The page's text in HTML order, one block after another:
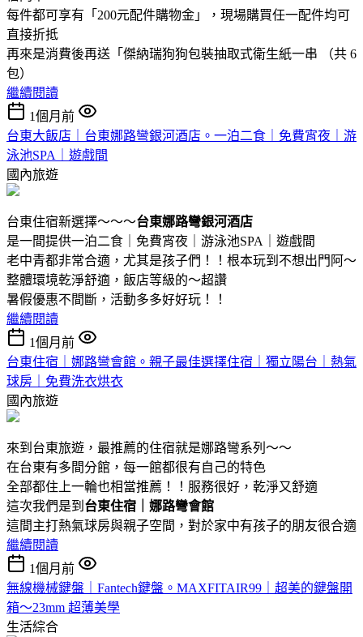
每件都可享有「200元配件購物金」，現場購買任一配件均可
直接折抵
再來是消費後再送「傑納瑞狗狗包裝抽取式衛生紙一串 （共 6
包）
繼續閱讀
1個月前
台東大飯店｜台東娜路彎銀河酒店。一泊二食｜免費宵夜｜游
泳池SPA｜遊戲間
國內旅遊
台東住宿新選擇～～～台東娜路彎銀河酒店
是一間提供一泊二食｜免費宵夜｜游泳池SPA｜遊戲間
老中青都非常合適，尤其是孩子們！！根本玩到不想出門阿～
整體環境乾淨舒適，飯店等級的～超讚
暑假優惠不間斷，活動多多好好玩！！
繼續閱讀
1個月前
台東住宿｜娜路彎會館。親子最佳選擇住宿｜獨立陽台｜熱氣
球房｜免費洗衣烘衣
國內旅遊
來到台東旅遊，最推薦的住宿就是娜路彎系列～～
在台東有多間分館，每一館都很有自己的特色
全部都住上一輪也相當推薦！！服務很好，乾淨又舒適
這次我們是到 台東住宿｜娜路彎會館
這間主打熱氣球房與親子空間，對於家中有孩子的朋友很合適
繼續閱讀
1個月前
無線機械鍵盤｜Fantech鍵盤。MAXFITAIR99｜超美的鍵盤開
箱～23mm 超薄美學
生活綜合